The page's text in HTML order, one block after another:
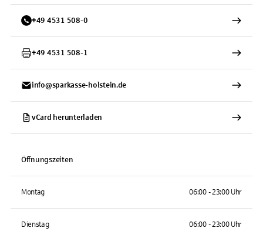
+49 4531 508-0
+49 4531 508-1
info@sparkasse-holstein.de
vCard herunterladen
Öffnungszeiten
Montag 06:00 - 23:00 Uhr
Dienstag 06:00 - 23:00 Uhr